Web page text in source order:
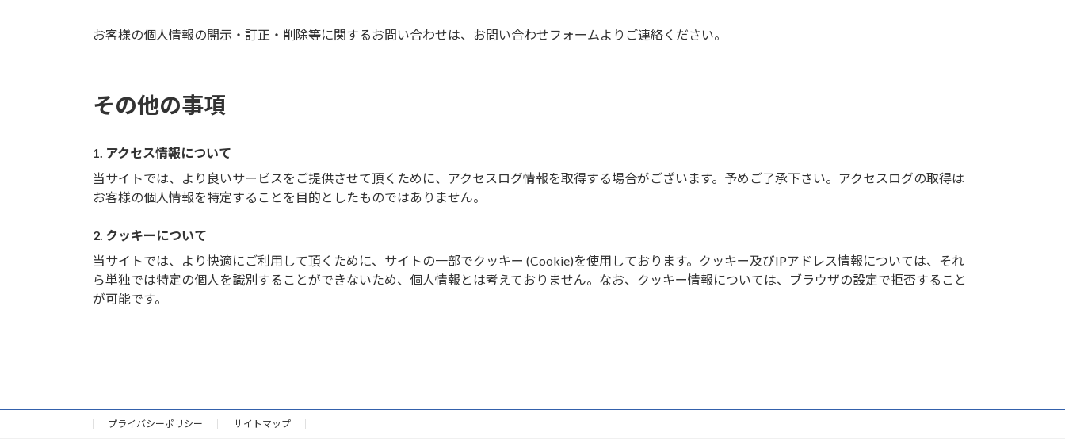
お客様の個人情報の開示・訂正・削除等に関するお問い合わせは、お問い合わせフォームよりご連絡ください。
その他の事項
1. アクセス情報について
当サイトでは、より良いサービスをご提供させて頂くために、アクセスログ情報を取得する場合がございます。予めご了承下さい。アクセスログの取得は
お客様の個人情報を特定することを目的としたものではありません。
2. クッキーについて
当サイトでは、より快適にご利用して頂くために、サイトの一部でクッキー (Cookie)を使用しております。クッキー及びIPアドレス情報については、それ
ら単独では特定の個人を識別することができないため、個人情報とは考えておりません。なお、クッキー情報については、ブラウザの設定で拒否すること
が可能です。
プライバシーポリシー サイトマップ